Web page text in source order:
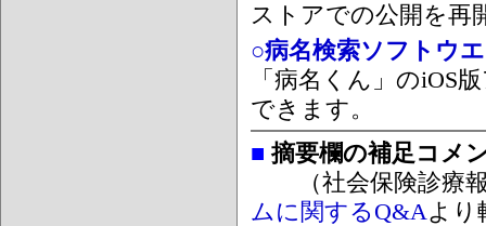
ストアでの公開を再
○病名検索ソフトウ
「病名くん」のiOS
できます。
■ 摘要欄の補足コメ
（社会保険診療報
ムに関するQ&Aより